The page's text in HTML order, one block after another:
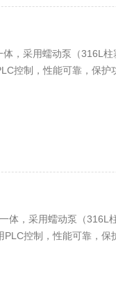
，采用蠕动泵（316L
控制，性能可靠，保
体，采用蠕动泵（316L
控制，性能可靠，保